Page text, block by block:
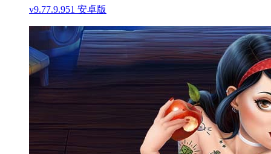
v9.77.9.951 安卓版